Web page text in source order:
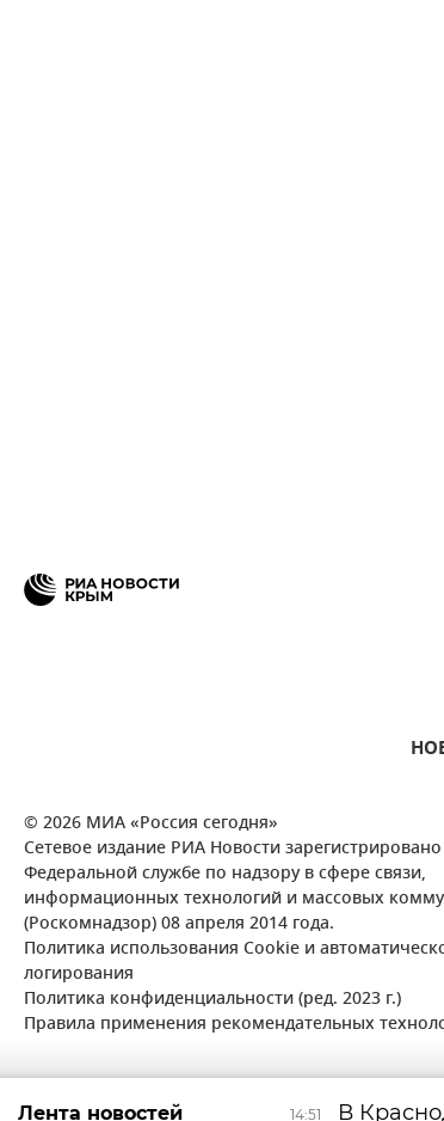
© 2026 МИА «Россия сегодня»
Сетевое издание РИА Новости
Федеральной службе по надзору в сфере связи,
информационных технологий и массовых
(Роскомнадзор) 08 апреля 2014 года.
Политика использования Cookie и
логирования
Политика конфиденциальности (ред. 2023 г.)
Правила применения рекомендательных
14:51 В
Лента новостей